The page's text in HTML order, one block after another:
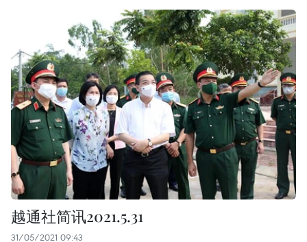
越通社简讯2021.5.31
31/05/2021 09:43